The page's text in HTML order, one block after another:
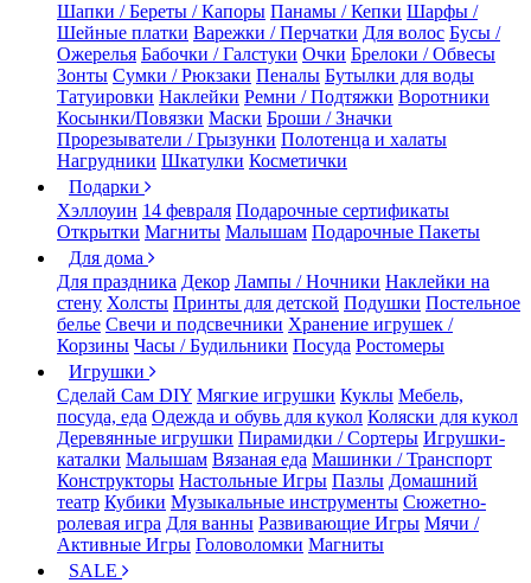
Шапки / Береты / Капоры Панамы / Кепки Шарфы /
Шейные платки Варежки / Перчатки Для волос Бусы /
Ожерелья Бабочки / Галстуки Очки Брелоки / Обвесы
Зонты Сумки / Рюкзаки Пеналы Бутылки для воды
Татуировки Наклейки Ремни / Подтяжки Воротники
Косынки/Повязки Маски Броши / Значки
Прорезыватели / Грызунки Полотенца и халаты
Нагрудники Шкатулки Косметички
Подарки
Хэллоуин 14 февраля Подарочные сертификаты
Открытки Магниты Малышам Подарочные Пакеты
Для дома
Для праздника Декор Лампы / Ночники Наклейки на
стену Холсты Принты для детской Подушки Постельное
белье Свечи и подсвечники Хранение игрушек /
Корзины Часы / Будильники Посуда Ростомеры
Игрушки
Сделай Сам DIY Мягкие игрушки Куклы Мебель,
посуда, еда Одежда и обувь для кукол Коляски для кукол
Деревянные игрушки Пирамидки / Сортеры Игрушки-
каталки Малышам Вязаная еда Машинки / Транспорт
Конструкторы Настольные Игры Пазлы Домашний
театр Кубики Музыкальные инструменты Сюжетно-
ролевая игра Для ванны Развивающие Игры Мячи /
Активные Игры Головоломки Магниты
SALE